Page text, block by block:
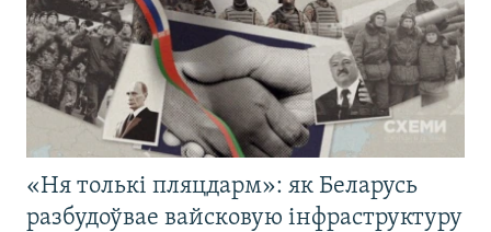
«Ня толькі пляцдарм»: як Беларусь
разбудоўвае вайсковую інфраструктуру